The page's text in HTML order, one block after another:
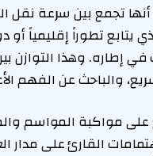
تجمع بين سرعة نقل
يتابع تطوراً إقليمياً
في إطاره. وهذا
والباحث عن الفهم
مواكبة المواسم
القارئ على مدار